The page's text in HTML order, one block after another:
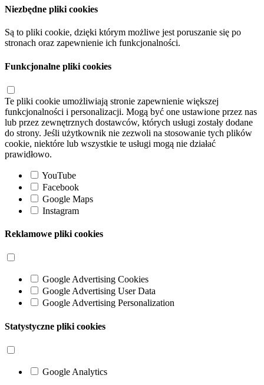
Niezbędne pliki cookies
Są to pliki cookie, dzięki którym możliwe jest poruszanie się po
stronach oraz zapewnienie ich funkcjonalności.
Funkcjonalne pliki cookies
Te pliki cookie umożliwiają stronie zapewnienie większej
funkcjonalności i personalizacji. Mogą być one ustawione przez nas
lub przez zewnętrznych dostawców, których usługi zostały dodane
do strony. Jeśli użytkownik nie zezwoli na stosowanie tych plików
cookie, niektóre lub wszystkie te usługi mogą nie działać
prawidłowo.
YouTube
Facebook
Google Maps
Instagram
Reklamowe pliki cookies
Google Advertising Cookies
Google Advertising User Data
Google Advertising Personalization
Statystyczne pliki cookies
Google Analytics